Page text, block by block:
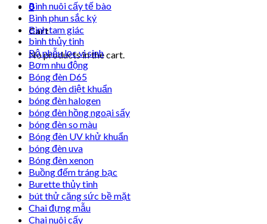
0
Cart
No products in the cart.
Bình nuôi cấy tế bào
Bình phun sắc ký
Bình tam giác
bình thủy tinh
Bộ phễu lọc vi sinh
Bơm nhu động
Bóng đèn D65
bóng đèn diệt khuẩn
bóng đèn halogen
bóng đèn hồng ngoại sấy
bóng đèn so màu
Bóng đèn UV khử khuẩn
bóng đèn uva
Bóng đèn xenon
Buồng đếm tráng bạc
Burette thủy tinh
bút thử căng sức bề mặt
Chai đựng mẫu
Chai nuôi cấy